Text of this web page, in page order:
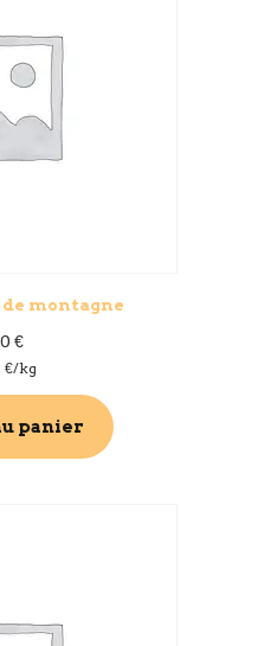
montagne
€
€/kg
panier